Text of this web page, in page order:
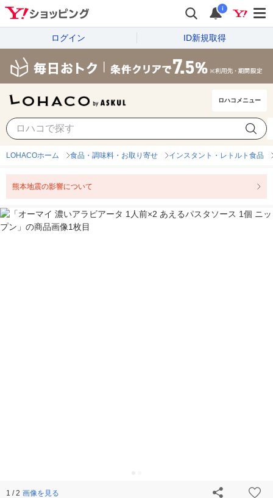
i
ログイン ID新規取得
ロハコメニュー
LOHACOホーム 食品・調味料・お取り寄せ インスタント・レトルト食品
熊本地震の影響について
1 / 2 画像を見る